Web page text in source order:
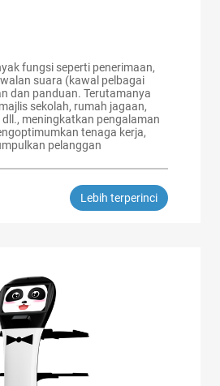
fungsi seperti penerimaan,
suara (kawal pelbagai
dan panduan. Terutamanya
sekolah, rumah jagaan,
meningkatkan pengalaman
tenaga kerja,
pelanggan
Lebih terperinci